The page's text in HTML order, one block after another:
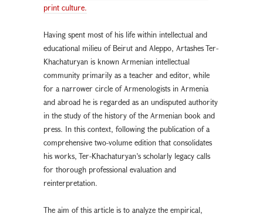
print culture.
Having spent most of his life within intellectual and
educational milieu of Beirut and Aleppo, Artashes Ter-
Khachaturyan is known Armenian intellectual
community primarily as a teacher and editor, while
for a narrower circle of Armenologists in Armenia
and abroad he is regarded as an undisputed authority
in the study of the history of the Armenian book and
press. In this context, following the publication of a
comprehensive two-volume edition that consolidates
his works, Ter-Khachaturyan’s scholarly legacy calls
for thorough professional evaluation and
reinterpretation.
The aim of this article is to analyze the empirical,